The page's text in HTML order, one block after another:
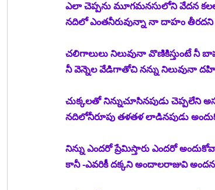
ఎలా చెప్పను మూగమనసులోని వేదన
నదిలో ఎంతనీరువున్నా నా దాహం తీరదని
చలిగాలులు నిలువునా వొణికిస్తుంటే
నీ వెన్నెల వేడిగాతోచి నన్ను నిలువునా
చుక్కలతో నిన్నుచూసినపుడు చెప్పలేని
నదిలోనీరూపు తళతళ లాడినపుడు
నిన్ను ఎందరో ప్రేమిస్తారు ఎందరో
కానీ -ఎవరికీ దక్కని అందాలరాజువి